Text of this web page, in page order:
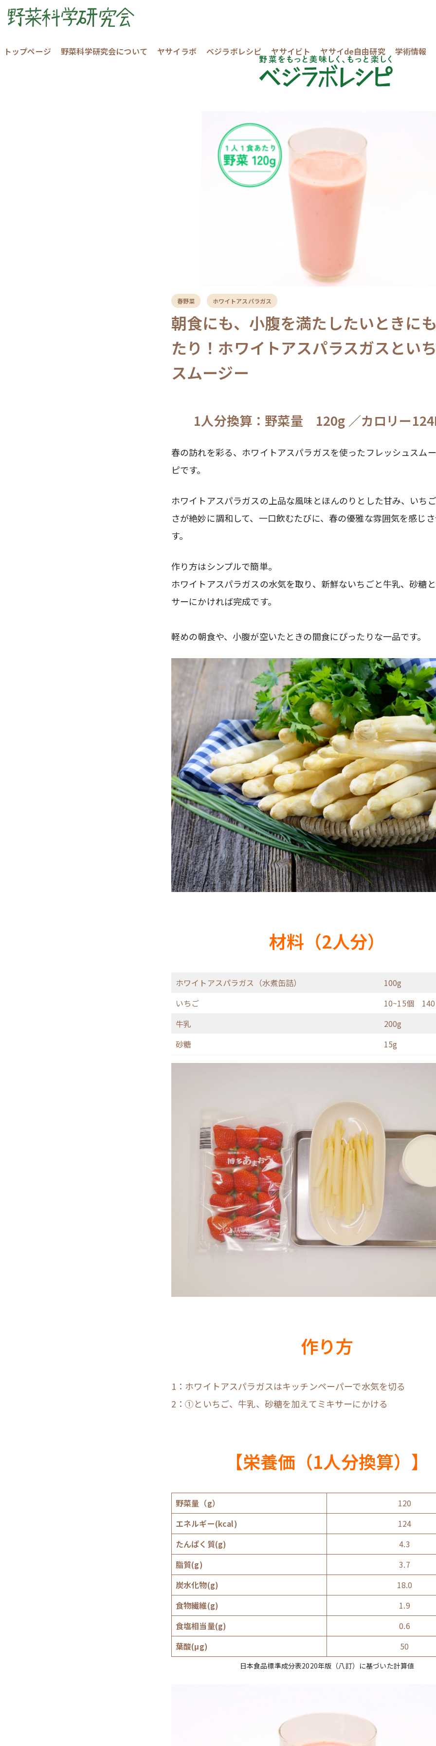
トップページ 野菜科学研究会について ヤサイラボ ベジラボレシピ ヤサイビト ヤサイde自由研究 学術情報
春野菜 ホワイトアスパラガス
朝食にも、小腹を満たしたいときに
たり！ホワイトアスパラスガスとい
スムージー
1人分換算：野菜量 120g ／カロリー
春の訪れを彩る、ホワイトアスパラガスを使ったフレッシュスム
ピです。
ホワイトアスパラガスの上品な風味とほんのりとした甘み、いち
さが絶妙に調和して、一口飲むたびに、春の優雅な雰囲気を感じ
す。
作り方はシンプルで簡単。
ホワイトアスパラガスの水気を取り、新鮮ないちごと牛乳、砂糖
サーにかければ完成です。
軽めの朝食や、小腹が空いたときの間食にぴったりな一品です。
材料（2人分）
ホワイトアスパラガス（水煮缶詰）
100g
いちご
10~15個
牛乳
200g
砂糖
15g
作り方
1：ホワイトアスパラガスはキッチンペーパーで水気を切る
2：①といちご、牛乳、砂糖を加えてミキサーにかける
【栄養価（1人分換算）】
野菜量（g）
120
エネルギー(kcal)
124
たんぱく質(g)
4.3
脂質(g)
3.7
炭水化物(g)
18.0
食物繊維(g)
1.9
食塩相当量(g)
0.6
葉酸(μg)
50
日本食品標準成分表2020年版（八訂）に基づいた計算値